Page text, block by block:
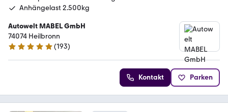
Anhängelast 2.500kg
Autowelt MABEL GmbH
74074 Heilbronn
4.9 Sterne
(193)
Kontakt Parken